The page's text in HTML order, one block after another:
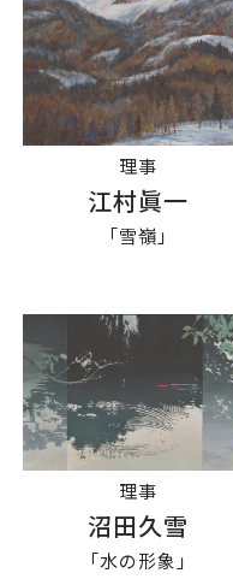
理事
江村眞一
「雪嶺」
理事
沼田久雪
「水の形象」